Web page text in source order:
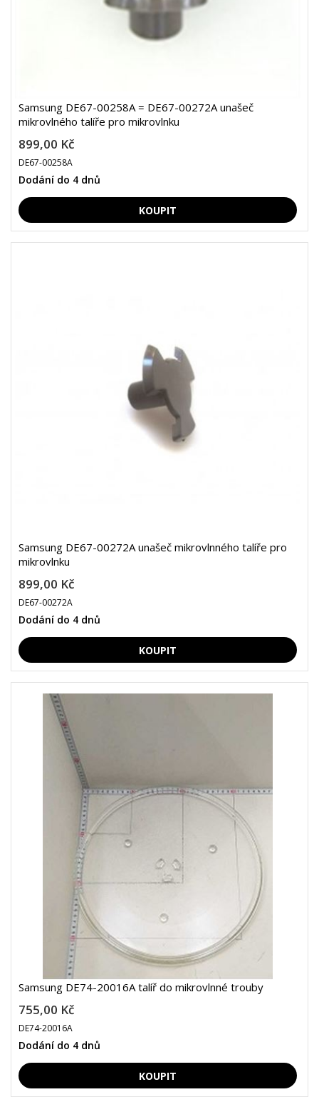
Samsung DE67-00258A = DE67-00272A unašeč
mikrovlného talíře pro mikrovlnku
899,00 Kč
DE67-00258A
Dodání do 4 dnů
Samsung DE67-00272A unašeč mikrovlnného talíře pro
mikrovlnku
899,00 Kč
DE67-00272A
Dodání do 4 dnů
Samsung DE74-20016A talíř do mikrovlnné trouby
755,00 Kč
DE74-20016A
Dodání do 4 dnů